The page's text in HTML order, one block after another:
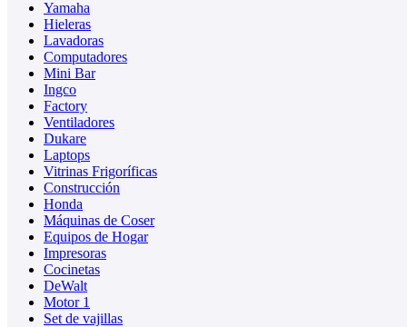
Yamaha
Hieleras
Lavadoras
Computadores
Mini Bar
Ingco
Factory
Ventiladores
Dukare
Laptops
Vitrinas Frigoríficas
Construcción
Honda
Máquinas de Coser
Equipos de Hogar
Impresoras
Cocinetas
DeWalt
Motor 1
Set de vajillas